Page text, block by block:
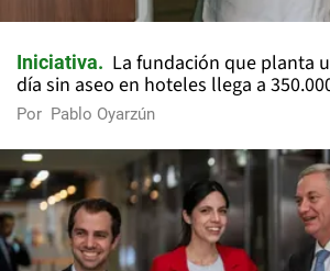
Iniciativa
La fundación que planta
día sin aseo en hoteles llega a
Por Pablo Oyarzún